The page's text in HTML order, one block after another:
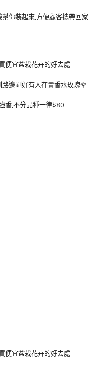
你裝起來,方便顧客攜帶回家
邊剛好有人在賣香水玫瑰🌹
香,不分品種一律$80